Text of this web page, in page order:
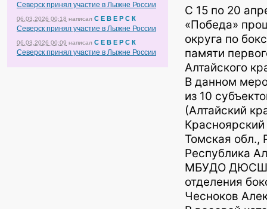
Северск принял участие в Лыжне России
06.03.2026 00:18 написал С Е В Е Р С К
Северск принял участие в Лыжне России
06.03.2026 00:09 написал С Е В Е Р С К
Северск принял участие в Лыжне России
С 15 по 20
«Победа»
округа по
памяти
Алтайского
В данном
из 10
(Алтайский
Томская обл.,
Республика
МБУДО ДЮСШ
отделения
Чесноков